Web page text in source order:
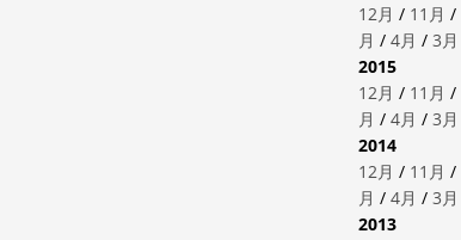
12月 / 11月 /
月 / 4月 / 3月
2015
12月 / 11月 /
月 / 4月 / 3月
2014
12月 / 11月 /
月 / 4月 / 3月
2013